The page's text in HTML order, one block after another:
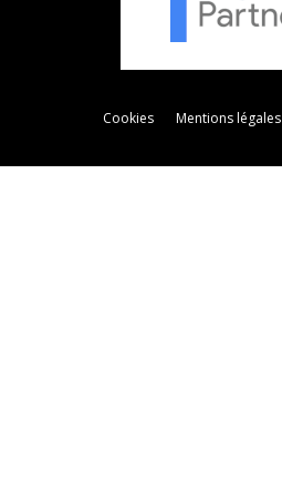
Cookies Mentions légales